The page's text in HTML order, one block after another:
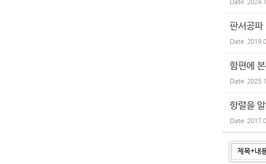
Date
판서공파
Date
함편에
Date
항렬을
Date